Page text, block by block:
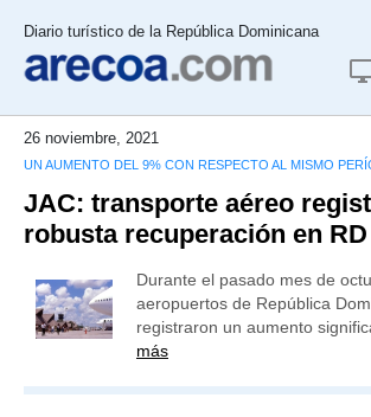
Diario turístico de la República Dominicana
26 noviembre, 2021
UN AUMENTO DEL 9% CON RESPECTO AL MISMO
JAC: transporte aéreo
robusta recuperación en RD
Durante el pasado mes de
aeropuertos de República
registraron un aumento
más